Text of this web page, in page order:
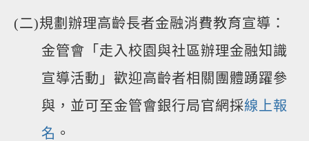
(二)規劃辦理高齡長者金融消費教育宣導：
金管會「走入校園與社區辦理金融知識
宣導活動」歡迎高齡者相關團體踴躍參
與，並可至金管會銀行局官網採線上報
名 。